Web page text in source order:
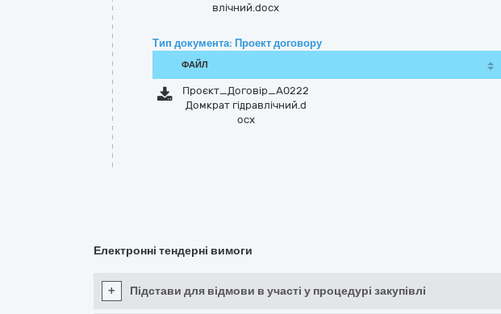
влічний.docx
Тип документа: Проект договору
ФАЙЛ
Проєкт_Договір_А0222
Домкрат гідравлічний.d
ocx
Електронні тендерні вимоги
+ Підстави для відмови в участі у процедурі закупівлі